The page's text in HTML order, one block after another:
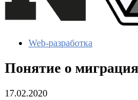
Web-разработка
Понятие о
17.02.2020